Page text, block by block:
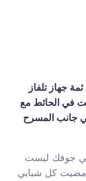
جهاز تلفاز
في الحائط مع
جانب المسرح
في جوفك ليست
كل شبابي